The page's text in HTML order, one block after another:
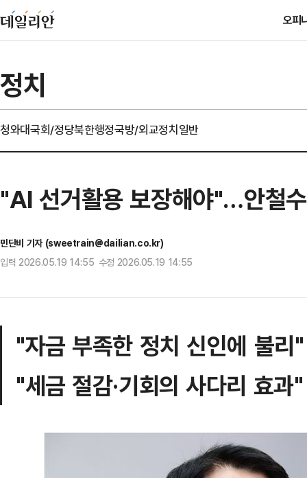
오피
정치
청와대국회/정당북한행정국방/외교정치일반
"AI 선거활용 보장해야"…안철
민단비 기자 (sweetrain@dailian.co.kr)
입력 2026.05.19 14:55 수정 2026.05.19 14:55
"자금 부족한 정치 신인에 불리"
"세금 절감·기회의 사다리 효과"